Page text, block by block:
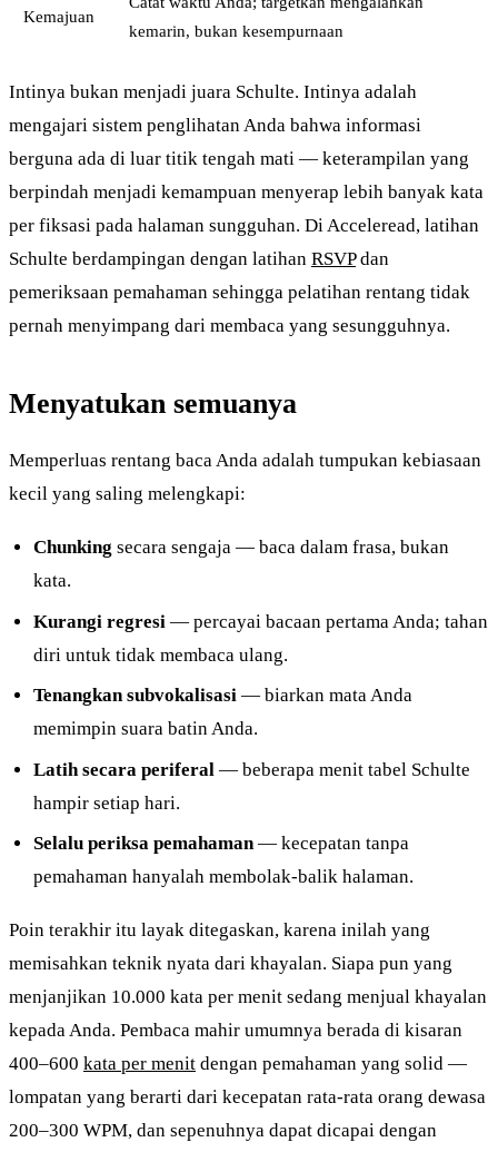
Kemajuan
kemarin, bukan kesempurnaan
Intinya bukan menjadi juara Schulte. Intinya adalah
mengajari sistem penglihatan Anda bahwa informasi
berguna ada di luar titik tengah mati — keterampilan yang
berpindah menjadi kemampuan menyerap lebih banyak kata
per fiksasi pada halaman sungguhan. Di Acceleread, latihan
Schulte berdampingan dengan latihan RSVPdan
pemeriksaan pemahaman sehingga pelatihan rentang tidak
pernah menyimpang dari membaca yang sesungguhnya.
Menyatukan semuanya
Memperluas rentang baca Anda adalah tumpukan kebiasaan
kecil yang saling melengkapi:
Chunking secara sengaja — baca dalam frasa, bukan
kata.
Kurangi regresi — percayai bacaan pertama Anda; tahan
diri untuk tidak membaca ulang.
Tenangkan subvokalisasi — biarkan mata Anda
memimpin suara batin Anda.
Latih secara periferal — beberapa menit tabel Schulte
hampir setiap hari.
Selalu periksa pemahaman— kecepatan tanpa
pemahaman hanyalah membolak-balik halaman.
Poin terakhir itu layak ditegaskan, karena inilah yang
memisahkan teknik nyata dari khayalan. Siapa pun yang
menjanjikan 10.000 kata per menit sedang menjual khayalan
kepada Anda. Pembaca mahir umumnya berada di kisaran
400–600 kata per menit dengan pemahaman yang solid —
lompatan yang berarti dari kecepatan rata-rata orang dewasa
200–300 WPM, dan sepenuhnya dapat dicapai dengan